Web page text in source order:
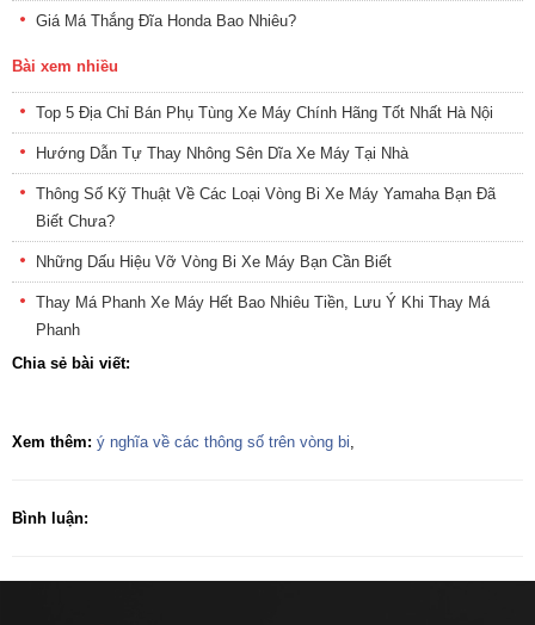
Giá Má Thắng Đĩa Honda Bao Nhiêu?
Bài xem nhiều
Top 5 Địa Chỉ Bán Phụ Tùng Xe Máy Chính Hãng Tốt Nhất Hà Nội
Hướng Dẫn Tự Thay Nhông Sên Dĩa Xe Máy Tại Nhà
Thông Số Kỹ Thuật Về Các Loại Vòng Bi Xe Máy Yamaha Bạn Đã
Biết Chưa?
Những Dấu Hiệu Vỡ Vòng Bi Xe Máy Bạn Cần Biết
Thay Má Phanh Xe Máy Hết Bao Nhiêu Tiền, Lưu Ý Khi Thay Má
Phanh
Chia sẻ bài viết:
Xem thêm: ý nghĩa về các thông số trên vòng bi,
Bình luận: